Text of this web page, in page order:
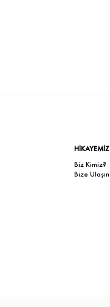
HİKAYEMİZ
Biz Kimiz?
Bize Ulaşın